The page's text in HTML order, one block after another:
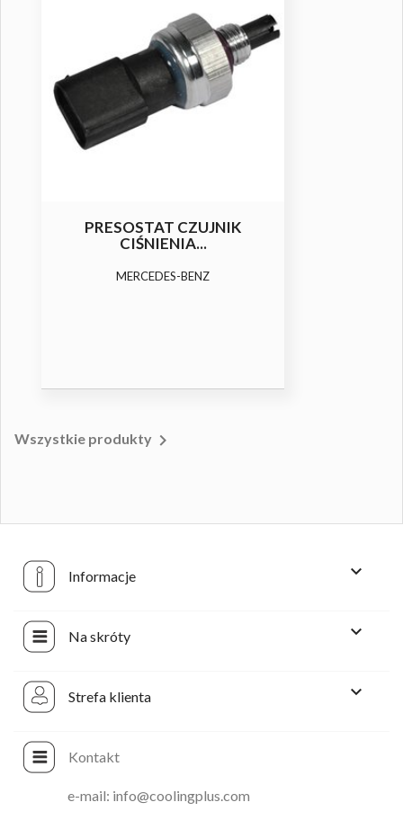
PRESOSTAT CZUJNIK
CIŚNIENIA...
MERCEDES-BENZ
Wszystkie produkty 
Informacje 
Na skróty 
Strefa klienta 
Kontakt
e-mail: info@coolingplus.com